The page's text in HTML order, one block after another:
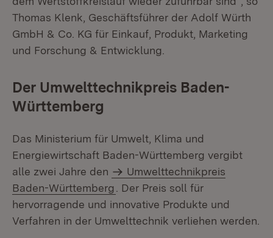
Thomas Klenk, Geschäftsführer der Adolf Würth
GmbH & Co. KG für Einkauf, Produkt, Marketing
und Forschung & Entwicklung.
Der Umwelttechnikpreis Baden-
Württemberg
Das Ministerium für Umwelt, Klima und
Energiewirtschaft Baden-Württemberg vergibt
alle zwei Jahre den
Umwelttechnikpreis
Baden-Württemberg
. Der Preis soll für
hervorragende und innovative Produkte und
Verfahren in der Umwelttechnik verliehen werden.